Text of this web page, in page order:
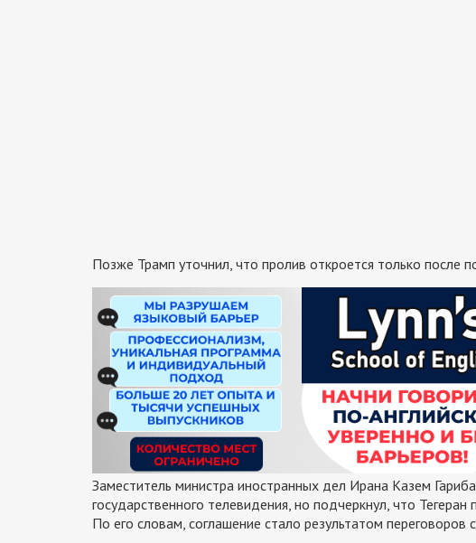
Позже Трамп уточнил, что пролив откроется только после
Заместитель министра иностранных дел Ирана Казем
государственного телевидения, но подчеркнул, что
По его словам, соглашение стало результатом